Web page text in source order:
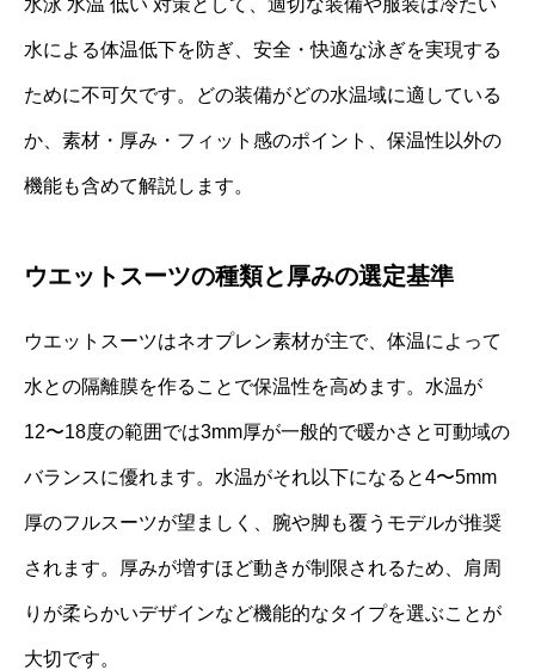
水泳 水温 低い 対策として、適切な装備や服装は冷たい
水による体温低下を防ぎ、安全・快適な泳ぎを実現する
ために不可欠です。どの装備がどの水温域に適している
か、素材・厚み・フィット感のポイント、保温性以外の
機能も含めて解説します。
ウエットスーツの種類と厚みの選定基準
ウエットスーツはネオプレン素材が主で、体温によって
水との隔離膜を作ることで保温性を高めます。水温が
12〜18度の範囲では3mm厚が一般的で暖かさと可動域の
バランスに優れます。水温がそれ以下になると4〜5mm
厚のフルスーツが望ましく、腕や脚も覆うモデルが推奨
されます。厚みが増すほど動きが制限されるため、肩周
りが柔らかいデザインなど機能的なタイプを選ぶことが
大切です。